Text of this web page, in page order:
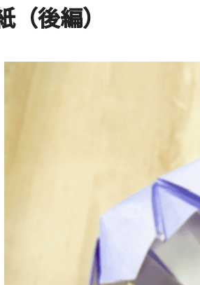
（後編）